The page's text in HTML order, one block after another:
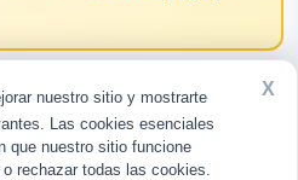
nuestro sitio y mostrarte
Las cookies esenciales
que nuestro sitio funcione
rechazar todas las cookies.
X
mi compra
seQura. Solo para residentes en España
teléfono en España. Las condiciones y